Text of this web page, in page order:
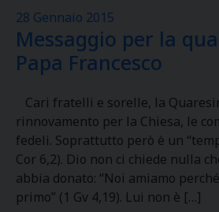
28 Gennaio 2015
Messaggio per la
Papa Francesco
Cari fratelli e sorelle, la
rinnovamento per la Chiesa, le
fedeli. Soprattutto però è un
Cor 6,2). Dio non ci chiede nulla
abbia donato: “Noi amiamo
primo” (1 Gv 4,19). Lui non è […]